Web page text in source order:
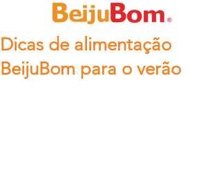
Dicas de alimentação
BeijuBom para o verão